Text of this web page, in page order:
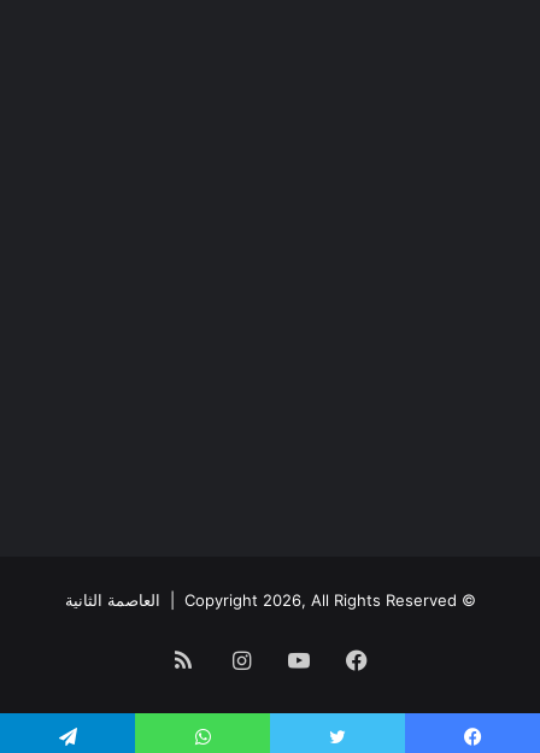
© Copyright 2026, All Rights Reserved | العاصمة الثانية
فيسبوكيوتيوبانستقرامملخص
الموقع